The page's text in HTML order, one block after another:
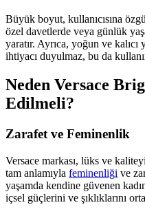
Büyük boyut, kullanıcısına
özel davetlerde veya günlük
yaratır. Ayrıca, yoğun ve kalıcı
ihtiyacı duyulmaz, bu da
Neden Versace
Edilmeli?
Zarafet ve Feminenlik
Versace markası, lüks ve
tam anlamıyla feminenliği ve
yaşamda kendine güvenen
içsel güçlerini ve şıklıklarını